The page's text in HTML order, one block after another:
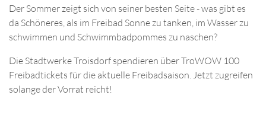
Der Sommer zeigt sich von seiner besten Seite - was gibt es
da Schöneres, als im Freibad Sonne zu tanken, im Wasser zu
schwimmen und Schwimmbadpommes zu naschen?
Die Stadtwerke Troisdorf spendieren über TroWOW 100
Freibadtickets für die aktuelle Freibadsaison. Jetzt zugreifen
solange der Vorrat reicht!